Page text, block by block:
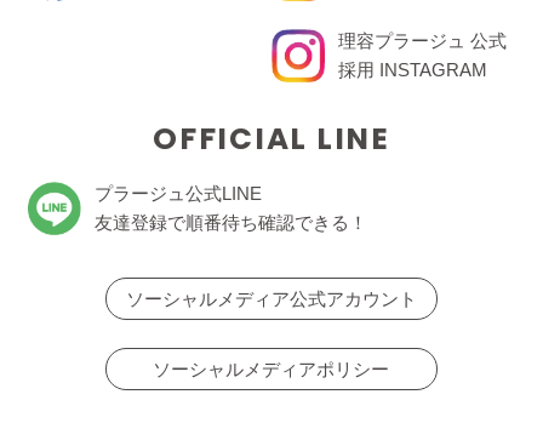
理容プラージュ 公式
採用 INSTAGRAM
OFFICIAL LINE
プラージュ公式LINE
友達登録で順番待ち確認できる！
ソーシャルメディア公式アカウント
ソーシャルメディアポリシー